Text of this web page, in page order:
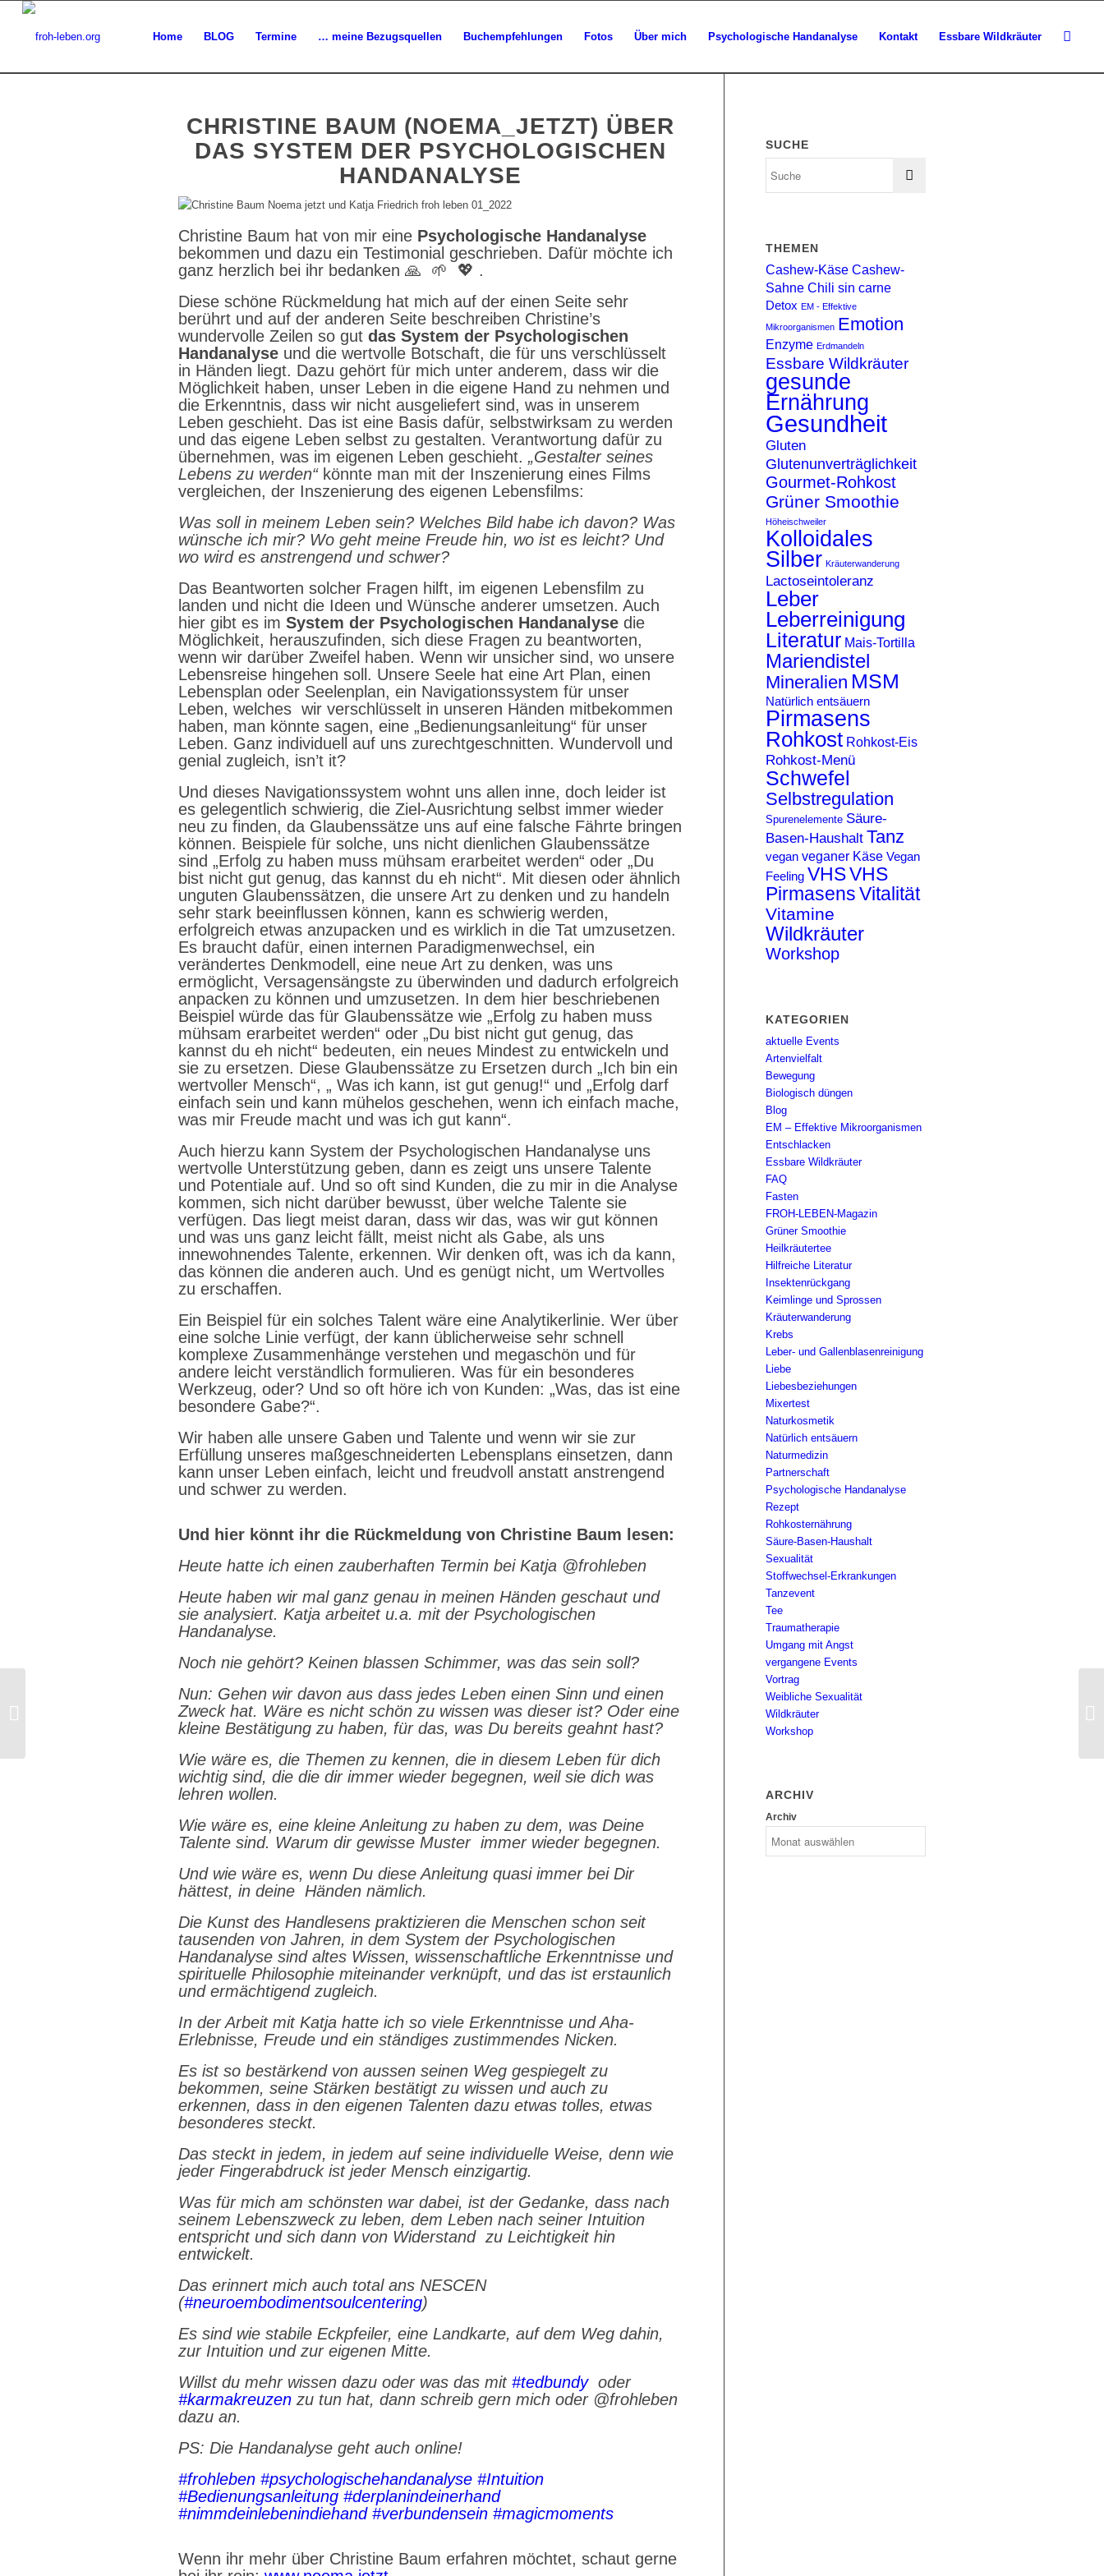
Home BLOG Termine … meine Bezugsquellen Buchempfehlungen Fotos Über mich Psychologische Handanalyse Kontakt Essbare Wildkräuter
CHRISTINE BAUM (NOEMA_JETZT) ÜBER
DAS SYSTEM DER PSYCHOLOGISCHEN
HANDANALYSE
Christine Baum hat von mir eine Psychologische Handanalyse
bekommen und dazu ein Testimonial geschrieben. Dafür möchte ich
ganz herzlich bei ihr bedanken 🙏 🌱 💖 .
Diese schöne Rückmeldung hat mich auf der einen Seite sehr
berührt und auf der anderen Seite beschreiben Christine’s
wundervolle Zeilen so gut das System der Psychologischen
Handanalyse und die wertvolle Botschaft, die für uns verschlüsselt
in Händen liegt. Dazu gehört für mich unter anderem, dass wir die
Möglichkeit haben, unser Leben in die eigene Hand zu nehmen und
die Erkenntnis, dass wir nicht ausgeliefert sind, was in unserem
Leben geschieht. Das ist eine Basis dafür, selbstwirksam zu werden
und das eigene Leben selbst zu gestalten. Verantwortung dafür zu
übernehmen, was im eigenen Leben geschieht. „Gestalter seines
Lebens zu werden“könnte man mit der Inszenierung eines Films
vergleichen, der Inszenierung des eigenen Lebensfilms:
Was soll in meinem Leben sein? Welches Bild habe ich davon? Was
wünsche ich mir? Wo geht meine Freude hin, wo ist es leicht? Und
wo wird es anstrengend und schwer?
Das Beantworten solcher Fragen hilft, im eigenen Lebensfilm zu
landen und nicht die Ideen und Wünsche anderer umsetzen. Auch
hier gibt es im System der Psychologischen Handanalyse die
Möglichkeit, herauszufinden, sich diese Fragen zu beantworten,
wenn wir darüber Zweifel haben. Wenn wir unsicher sind, wo unsere
Lebensreise hingehen soll. Unsere Seele hat eine Art Plan, einen
Lebensplan oder Seelenplan, ein Navigationssystem für unser
Leben, welches wir verschlüsselt in unseren Händen mitbekommen
haben, man könnte sagen, eine „Bedienungsanleitung“ für unser
Leben. Ganz individuell auf uns zurechtgeschnitten. Wundervoll und
genial zugleich, isn’t it?
Und dieses Navigationssystem wohnt uns allen inne, doch leider ist
es gelegentlich schwierig, die Ziel-Ausrichtung selbst immer wieder
neu zu finden, da Glaubenssätze uns auf eine falsche Fährte bringen
können. Beispiele für solche, uns nicht dienlichen Glaubenssätze
sind „Erfolg zu haben muss mühsam erarbeitet werden“ oder „Du
bist nicht gut genug, das kannst du eh nicht“. Mit diesen oder ähnlich
unguten Glaubenssätzen, die unsere Art zu denken und zu handeln
sehr stark beeinflussen können, kann es schwierig werden,
erfolgreich etwas anzupacken und es wirklich in die Tat umzusetzen.
Es braucht dafür, einen internen Paradigmenwechsel, ein
verändertes Denkmodell, eine neue Art zu denken, was uns
ermöglicht, Versagensängste zu überwinden und dadurch erfolgreich
anpacken zu können und umzusetzen. In dem hier beschriebenen
Beispiel würde das für Glaubenssätze wie „Erfolg zu haben muss
mühsam erarbeitet werden“ oder „Du bist nicht gut genug, das
kannst du eh nicht“ bedeuten, ein neues Mindest zu entwickeln und
sie zu ersetzen. Diese Glaubenssätze zu Ersetzen durch „Ich bin ein
wertvoller Mensch“, „ Was ich kann, ist gut genug!“ und „Erfolg darf
einfach sein und kann mühelos geschehen, wenn ich einfach mache,
was mir Freude macht und was ich gut kann“.
Auch hierzu kann System der Psychologischen Handanalyse uns
wertvolle Unterstützung geben, dann es zeigt uns unsere Talente
und Potentiale auf. Und so oft sind Kunden, die zu mir in die Analyse
kommen, sich nicht darüber bewusst, über welche Talente sie
verfügen. Das liegt meist daran, dass wir das, was wir gut können
und was uns ganz leicht fällt, meist nicht als Gabe, als uns
innewohnendes Talente, erkennen. Wir denken oft, was ich da kann,
das können die anderen auch. Und es genügt nicht, um Wertvolles
zu erschaffen.
Ein Beispiel für ein solches Talent wäre eine Analytikerlinie. Wer über
eine solche Linie verfügt, der kann üblicherweise sehr schnell
komplexe Zusammenhänge verstehen und megaschön und für
andere leicht verständlich formulieren. Was für ein besonderes
Werkzeug, oder? Und so oft höre ich von Kunden: „Was, das ist eine
besondere Gabe?“.
Wir haben alle unsere Gaben und Talente und wenn wir sie zur
Erfüllung unseres maßgeschneiderten Lebensplans einsetzen, dann
kann unser Leben einfach, leicht und freudvoll anstatt anstrengend
und schwer zu werden.
Und hier könnt ihr die Rückmeldung von Christine Baum lesen:
Heute hatte ich einen zauberhaften Termin bei Katja @frohleben
Heute haben wir mal ganz genau in meinen Händen geschaut und
sie analysiert. Katja arbeitet u.a. mit der Psychologischen
Handanalyse.
Noch nie gehört? Keinen blassen Schimmer, was das sein soll?
Nun: Gehen wir davon aus dass jedes Leben einen Sinn und einen
Zweck hat. Wäre es nicht schön zu wissen was dieser ist? Oder eine
kleine Bestätigung zu haben, für das, was Du bereits geahnt hast?
Wie wäre es, die Themen zu kennen, die in diesem Leben für dich
wichtig sind, die die dir immer wieder begegnen, weil sie dich was
lehren wollen.
Wie wäre es, eine kleine Anleitung zu haben zu dem, was Deine
Talente sind. Warum dir gewisse Muster immer wieder begegnen.
Und wie wäre es, wenn Du diese Anleitung quasi immer bei Dir
hättest, in deine Händen nämlich.
Die Kunst des Handlesens praktizieren die Menschen schon seit
tausenden von Jahren, in dem System der Psychologischen
Handanalyse sind altes Wissen, wissenschaftliche Erkenntnisse und
spirituelle Philosophie miteinander verknüpft, und das ist erstaunlich
und ermächtigend zugleich.
In der Arbeit mit Katja hatte ich so viele Erkenntnisse und Aha-
Erlebnisse, Freude und ein ständiges zustimmendes Nicken.
Es ist so bestärkend von aussen seinen Weg gespiegelt zu
bekommen, seine Stärken bestätigt zu wissen und auch zu
erkennen, dass in den eigenen Talenten dazu etwas tolles, etwas
besonderes steckt.
Das steckt in jedem, in jedem auf seine individuelle Weise, denn wie
jeder Fingerabdruck ist jeder Mensch einzigartig.
Was für mich am schönsten war dabei, ist der Gedanke, dass nach
seinem Lebenszweck zu leben, dem Leben nach seiner Intuition
entspricht und sich dann von Widerstand zu Leichtigkeit hin
entwickelt.
Das erinnert mich auch total ans NESCEN
(#neuroembodimentsoulcentering)
Es sind wie stabile Eckpfeiler, eine Landkarte, auf dem Weg dahin,
zur Intuition und zur eigenen Mitte.
Willst du mehr wissen dazu oder was das mit #tedbundy oder
#karmakreuzen zu tun hat, dann schreib gern mich oder @frohleben
dazu an.
PS: Die Handanalyse geht auch online!
#frohleben #psychologischehandanalyse #Intuition
#Bedienungsanleitung #derplanindeinerhand
#nimmdeinlebenindiehand #verbundensein #magicmoments
Wenn ihr mehr über Christine Baum erfahren möchtet, schaut gerne
SUCHE
THEMEN
Cashew-Käse Cashew-
Sahne Chili sin carne
Detox EM - Effektive
Mikroorganismen Emotion
Enzyme Erdmandeln
Essbare Wildkräuter
gesunde
Ernährung
Gesundheit
Gluten
Glutenunverträglichkeit
Gourmet-Rohkost
Grüner Smoothie
Höheischweiler
Kolloidales
Silber Kräuterwanderung
Lactoseintoleranz
Leber
Leberreinigung
Literatur Mais-Tortilla
Mariendistel
Mineralien MSM
Natürlich entsäuern
Pirmasens
Rohkost Rohkost-Eis
Rohkost-Menü
Schwefel
Selbstregulation
Spurenelemente Säure-
Basen-Haushalt Tanz
vegan veganer Käse Vegan
Feeling VHSVHS
Pirmasens Vitalität
Vitamine
Wildkräuter
Workshop
KATEGORIEN
aktuelle Events
Artenvielfalt
Bewegung
Biologisch düngen
Blog
EM – Effektive Mikroorganismen
Entschlacken
Essbare Wildkräuter
FAQ
Fasten
FROH-LEBEN-Magazin
Grüner Smoothie
Heilkräutertee
Hilfreiche Literatur
Insektenrückgang
Keimlinge und Sprossen
Kräuterwanderung
Krebs
Leber- und Gallenblasenreinigung
Liebe
Liebesbeziehungen
Mixertest
Naturkosmetik
Natürlich entsäuern
Naturmedizin
Partnerschaft
Psychologische Handanalyse
Rezept
Rohkosternährung
Säure-Basen-Haushalt
Sexualität
Stoffwechsel-Erkrankungen
Tanzevent
Tee
Traumatherapie
Umgang mit Angst
vergangene Events
Vortrag
Weibliche Sexualität
Wildkräuter
Workshop
ARCHIV
Archiv